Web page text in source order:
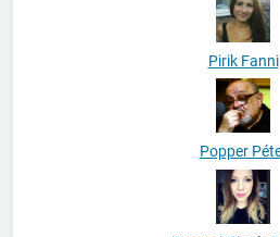
Pirik Fanni
Popper Péter